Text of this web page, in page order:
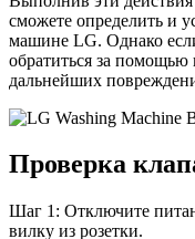
сможете определить и
машине LG. Однако
обратиться за помощью
дальнейших
Проверка
Шаг 1: Отключите
вилку из розетки.